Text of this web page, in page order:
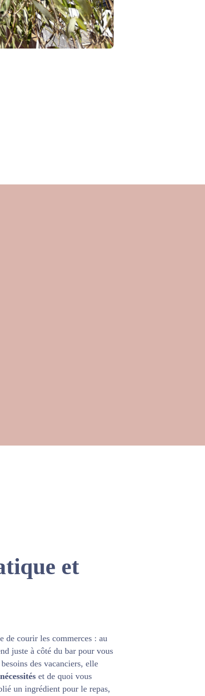
et
de courir les commerces : au
juste à côté du bar pour vous
des vacanciers, elle
et de quoi vous
un ingrédient pour le repas,